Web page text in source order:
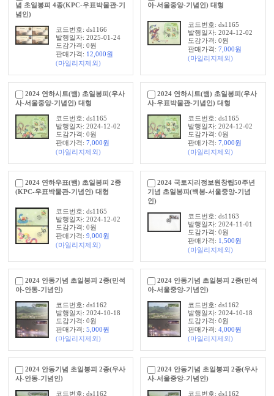
념 초일봉피 4종(KPC-우표박물관-기
념인)
코드번호: ds1166
발행일자: 2025-01-24
도감가격: 0원
판매가격: 12,000원
(마일리지제외)
아-서울중앙-기념인) 대형
코드번호: ds1165
발행일자: 2024-12-02
도감가격: 0원
판매가격: 7,000원
(마일리지제외)
2024 연하시트(뱀) 초일봉피(우사
사-서울중앙-기념인) 대형
코드번호: ds1165
발행일자: 2024-12-02
도감가격: 0원
판매가격: 7,000원
(마일리지제외)
2024 연하시트(뱀) 초일봉피(우사
사-우표박물관-기념인) 대형
코드번호: ds1165
발행일자: 2024-12-02
도감가격: 0원
판매가격: 7,000원
(마일리지제외)
2024 연하우표(뱀) 초일봉피 2종
(KPC-우표박물관-기념인) 대형
코드번호: ds1165
발행일자: 2024-12-02
도감가격: 0원
판매가격: 9,000원
(마일리지제외)
2024 국토지리정보원창립50주년
기념 초일봉피(백봉-서울중앙-기념
인)
코드번호: ds1163
발행일자: 2024-11-01
도감가격: 0원
판매가격: 1,500원
(마일리지제외)
2024 안동기념 초일봉피 2종(민석
아-안동-기념인)
코드번호: ds1162
발행일자: 2024-10-18
도감가격: 0원
판매가격: 5,000원
(마일리지제외)
2024 안동기념 초일봉피 2종(민석
아-서울중앙-기념인)
코드번호: ds1162
발행일자: 2024-10-18
도감가격: 0원
판매가격: 4,000원
(마일리지제외)
2024 안동기념 초일봉피 2종(우사
사-안동-기념인)
코드번호: ds1162
2024 안동기념 초일봉피 2종(우사
사-서울중앙-기념인)
코드번호: ds1162